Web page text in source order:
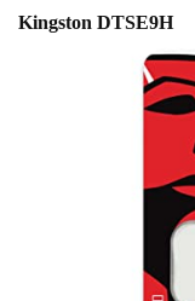
Kingston DTSE9H